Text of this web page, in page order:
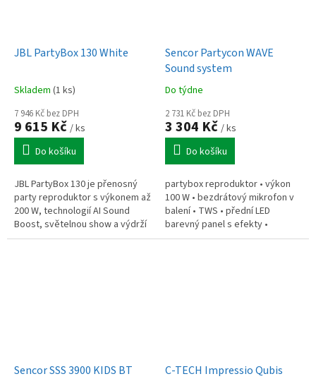
JBL PartyBox 130 White
Skladem (1 ks)
7 946 Kč bez DPH
9 615 Kč / ks
Do košíku
JBL PartyBox 130 je přenosný
party reproduktor s výkonem až
200 W, technologií AI Sound
Boost, světelnou show a výdrží
až 15 hodin. Nabízí ochranu IPX4,
Sencor Partycon WAVE
Sound system
Do týdne
2 731 Kč bez DPH
3 304 Kč / ks
Do košíku
partybox reproduktor • výkon
100 W • bezdrátový mikrofon v
balení • TWS • přední LED
barevný panel s efekty •
ekvalizér pro zvýraznění basů •
Sencor SSS 3900 KIDS BT C-TECH Impressio Qubis